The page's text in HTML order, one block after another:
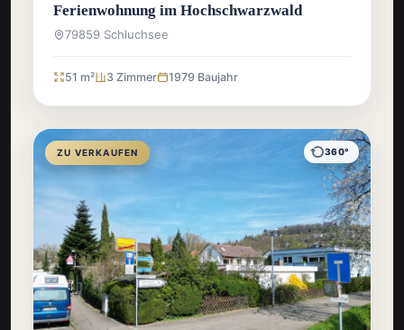
Ferienwohnung im Hochschwarzwald
79859 Schluchsee
51 m² 3 Zimmer 1979 Baujahr
ZU VERKAUFEN 360°